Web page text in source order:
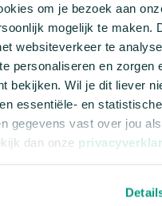
om je bezoek aan
mogelijk te maken.
websiteverkeer te
personaliseren en zorgen
bekijken. Wil je dit liever
essentiële- en
gegevens vast over jou als
dan onze
stort het geheel
van elkaar afhankelijk.
de politiek moet